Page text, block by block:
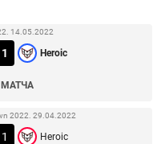
14.05.2022
1 Heroic
МАТЧА
2022. 29.04.2022
1 Heroic